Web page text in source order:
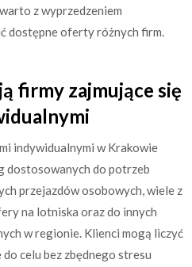
z wyprzedzeniem
dostępne oferty różnych firm.
firmy zajmujące się
indywidualnymi w Krakowie
dostosowanych do potrzeb
przejazdów osobowych, wiele z
na lotniska oraz do innych
w regionie. Klienci mogą liczyć
celu bez zbędnego stresu